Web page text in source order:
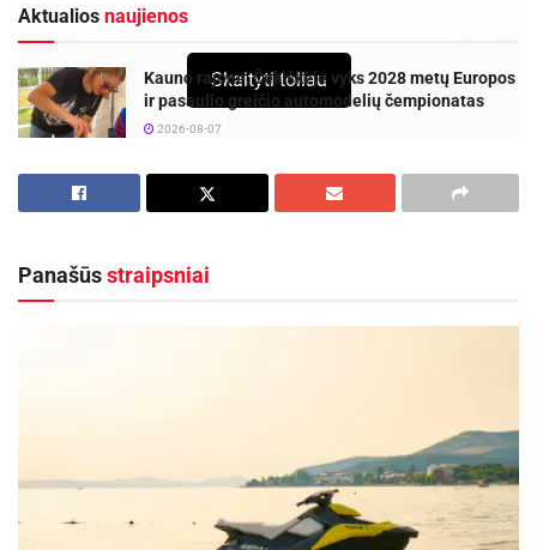
Aktualios naujienos
Kauno rajone, Čekiškėje vyks 2028 metų Europos
ir pasaulio greičio automodelių čempionatas
2026-08-07
Savaitgalį geriausi Lietuvos slalomo meistrai
rinksis Zarasuose
Panevėžiečiai iškovojo tris pirmąsias vietas.
– Šiaurės vakarų Rusijos pirmenybių nugalėtoją
K. Fiodorovą.
Tai buvo paskutinės kontrolinės varžybos
Skaityti toliau
Panašūsstraipsniai